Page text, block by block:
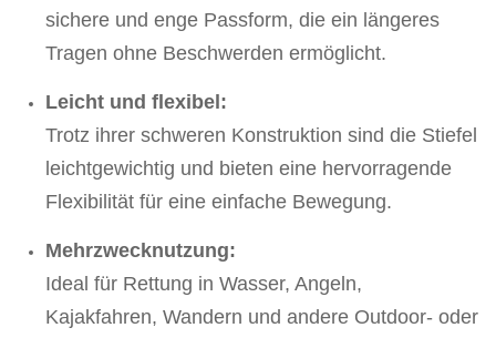
sichere und enge Passform, die ein längeres
Tragen ohne Beschwerden ermöglicht.
Leicht und flexibel:
Trotz ihrer schweren Konstruktion sind die Stiefel
leichtgewichtig und bieten eine hervorragende
Flexibilität für eine einfache Bewegung.
Mehrzwecknutzung:
Ideal für Rettung in Wasser, Angeln,
Kajakfahren, Wandern und andere Outdoor- oder